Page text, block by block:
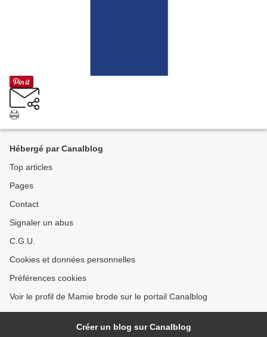
Hébergé par Canalblog
Top articles
Pages
Contact
Signaler un abus
C.G.U.
Cookies et données personnelles
Préférences cookies
Voir le profil de Mamie brode sur le portail Canalblog
Créer un blog sur Canalblog